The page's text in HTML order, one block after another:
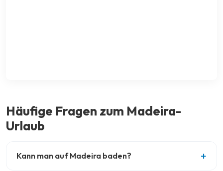
Häufige Fragen zum Madeira-
Urlaub
Kann man auf Madeira baden?